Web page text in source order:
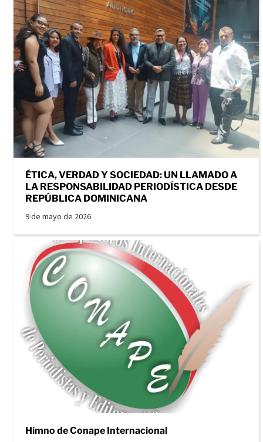
ÉTICA, VERDAD Y SOCIEDAD: UN LLAMADO A
LA RESPONSABILIDAD PERIODÍSTICA DESDE
REPÚBLICA DOMINICANA
9 de mayo de 2026
Himno de Conape Internacional